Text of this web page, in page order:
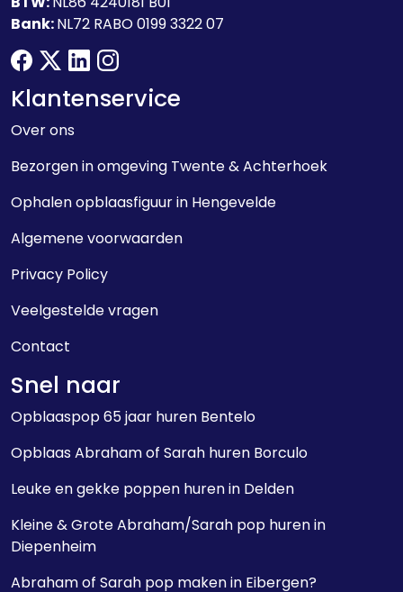
Klantenservice
Over ons
Bezorgen in omgeving Twente & Achterhoek
Ophalen opblaasfiguur in Hengevelde
Algemene voorwaarden
Privacy Policy
Veelgestelde vragen
Contact
Snel naar
Opblaaspop 65 jaar huren Bentelo
Opblaas Abraham of Sarah huren Borculo
Leuke en gekke poppen huren in Delden
Kleine & Grote Abraham/Sarah pop huren in
Diepenheim
Abraham of Sarah pop maken in Eibergen?
Bank:NL72 RABO 0199 3322 07
facebook
twitterlinkedininstagram